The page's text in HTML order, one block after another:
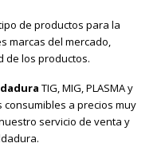
de productos para la
marcas del mercado,
de los productos.
TIG, MIG, PLASMA y
a precios muy
servicio de venta y